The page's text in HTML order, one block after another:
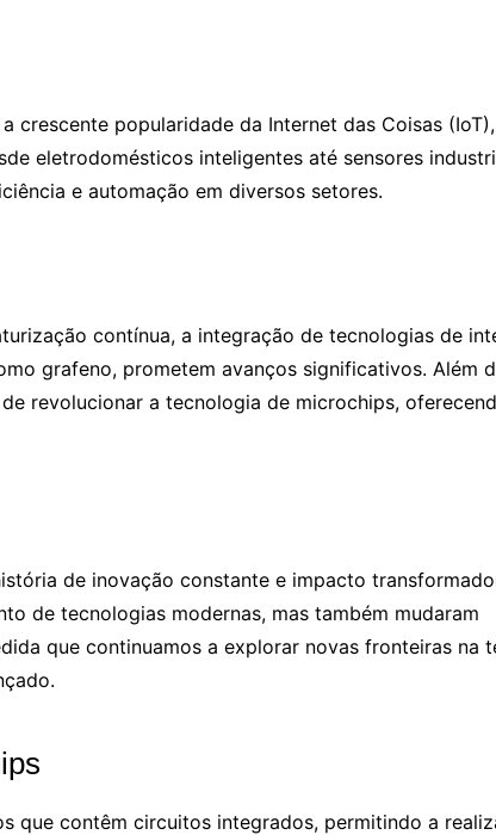
crescente popularidade da Internet das Coisas
eletrodomésticos inteligentes até sensores
e automação em diversos setores.
contínua, a integração de tecnologias de
grafeno, prometem avanços significativos. Além
revolucionar a tecnologia de microchips,
de inovação constante e impacto
de tecnologias modernas, mas também mudaram
que continuamos a explorar novas fronteiras na
que contêm circuitos integrados, permitindo a